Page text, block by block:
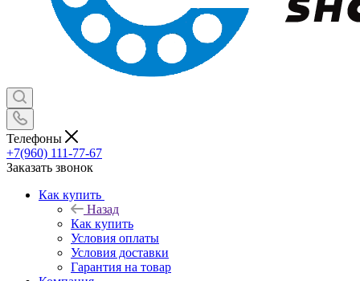
Телефоны
+7(960) 111-77-67
Заказать звонок
Как купить
Назад
Как купить
Условия оплаты
Условия доставки
Гарантия на товар